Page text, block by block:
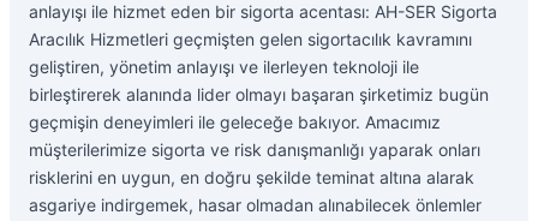
anlayışı ile hizmet eden bir sigorta acentası: AH-SER Sigorta
Aracılık Hizmetleri geçmişten gelen sigortacılık kavramını
geliştiren, yönetim anlayışı ve ilerleyen teknoloji ile
birleştirerek alanında lider olmayı başaran şirketimiz bugün
geçmişin deneyimleri ile geleceğe bakıyor. Amacımız
müşterilerimize sigorta ve risk danışmanlığı yaparak onları
risklerini en uygun, en doğru şekilde teminat altına alarak
asgariye indirgemek, hasar olmadan alınabilecek önlemler